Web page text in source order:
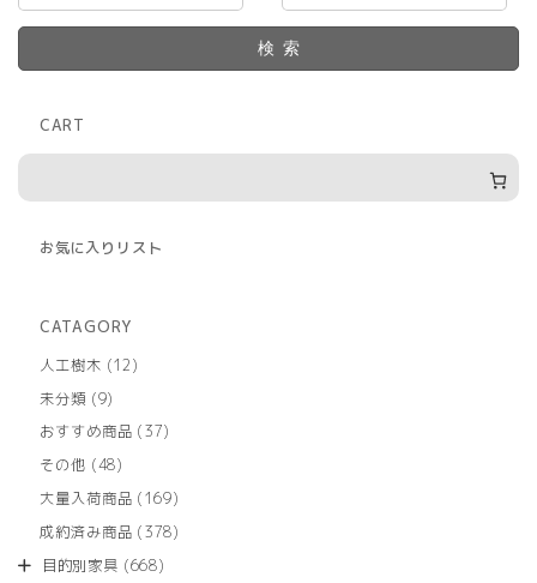
検索
CART
お気に入りリスト
CATAGORY
人工樹木
1212
商
未分類 99
の
商
おすすめ商品 3737
商
その他 4848
の
商
大量入荷商品 169169
の
成約済み商品 378378
目的別家具 668668